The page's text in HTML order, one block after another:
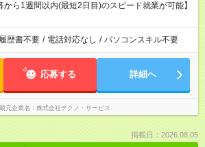
から1週間以内(最短2日目)のスピード就業が可能】
履歴書不要 / 電話対応なし / パソコンスキル不要
応募する 詳細へ
元企業名 株式会社テクノ・サービス
掲載日：2026.08.05